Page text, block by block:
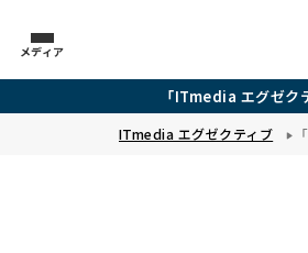
メディア
「ITmedia エグゼク
ITmedia エグゼクティブ